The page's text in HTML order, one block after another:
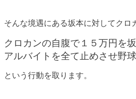
そんな境遇にある坂本に対してクロ
クロカンの自腹で１５万円を
アルバイトを全て止めさせ野
という行動を取ります。